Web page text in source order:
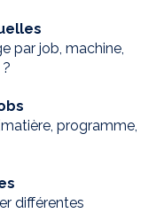
par job, machine,
programme,
différentes